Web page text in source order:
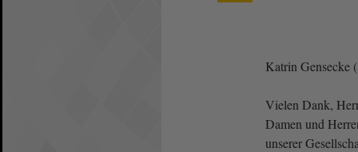
Katrin Gensecke
Vielen Dank,
Damen und
unserer